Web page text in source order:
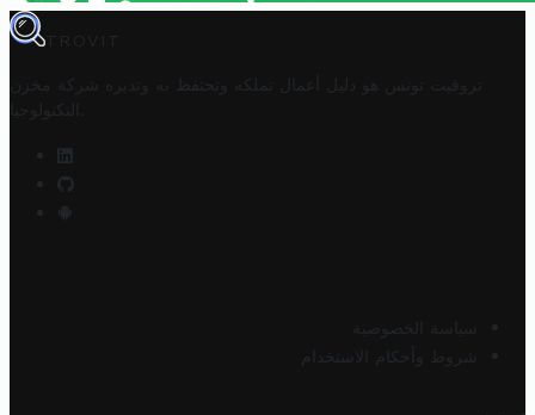
TROVIT
تروفيت تونس هو دليل أعمال تملكه وتحتفظ به وتديره
شركة مخزن
التكنولوجيا
سياسة الخصوصية
شروط وأحكام الاستخدام